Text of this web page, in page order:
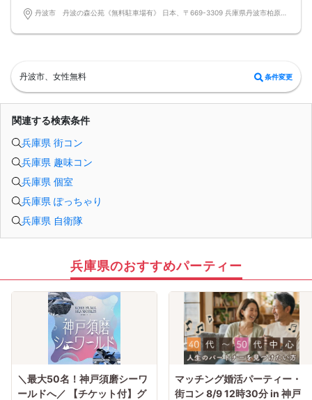
お１人でご参加される自立した大人の男性女性にお集まりいただいていますの
で、
お一人様でも安心してご参加下さい。
出会いはまずは行動から！パッションのパーティで理想のお相手探しはいかがで
すか?
スタッフが全力であなたの婚活をサポートさせて頂きます。
■パーティ中止判断タイミング
開催前日の23:00までに最少催行人数男性2名対女性2名に満たない場合
丹波市 丹波の森公苑《無料駐車場有》 日本、〒669-3309 兵庫県丹波市柏原町柏原５６００
丹波市、女性無料 条件変更
関連する検索条件
兵庫県 街コン
兵庫県 趣味コン
兵庫県 個室
兵庫県 ぽっちゃり
兵庫県 自衛隊
兵庫県のおすすめパーティー
＼最大50名！神戸須磨シーワ
ールドへ／ 【チケット付】グ
マッチング婚活パーティー・
街コン 8/9 12時30分 in 神戸